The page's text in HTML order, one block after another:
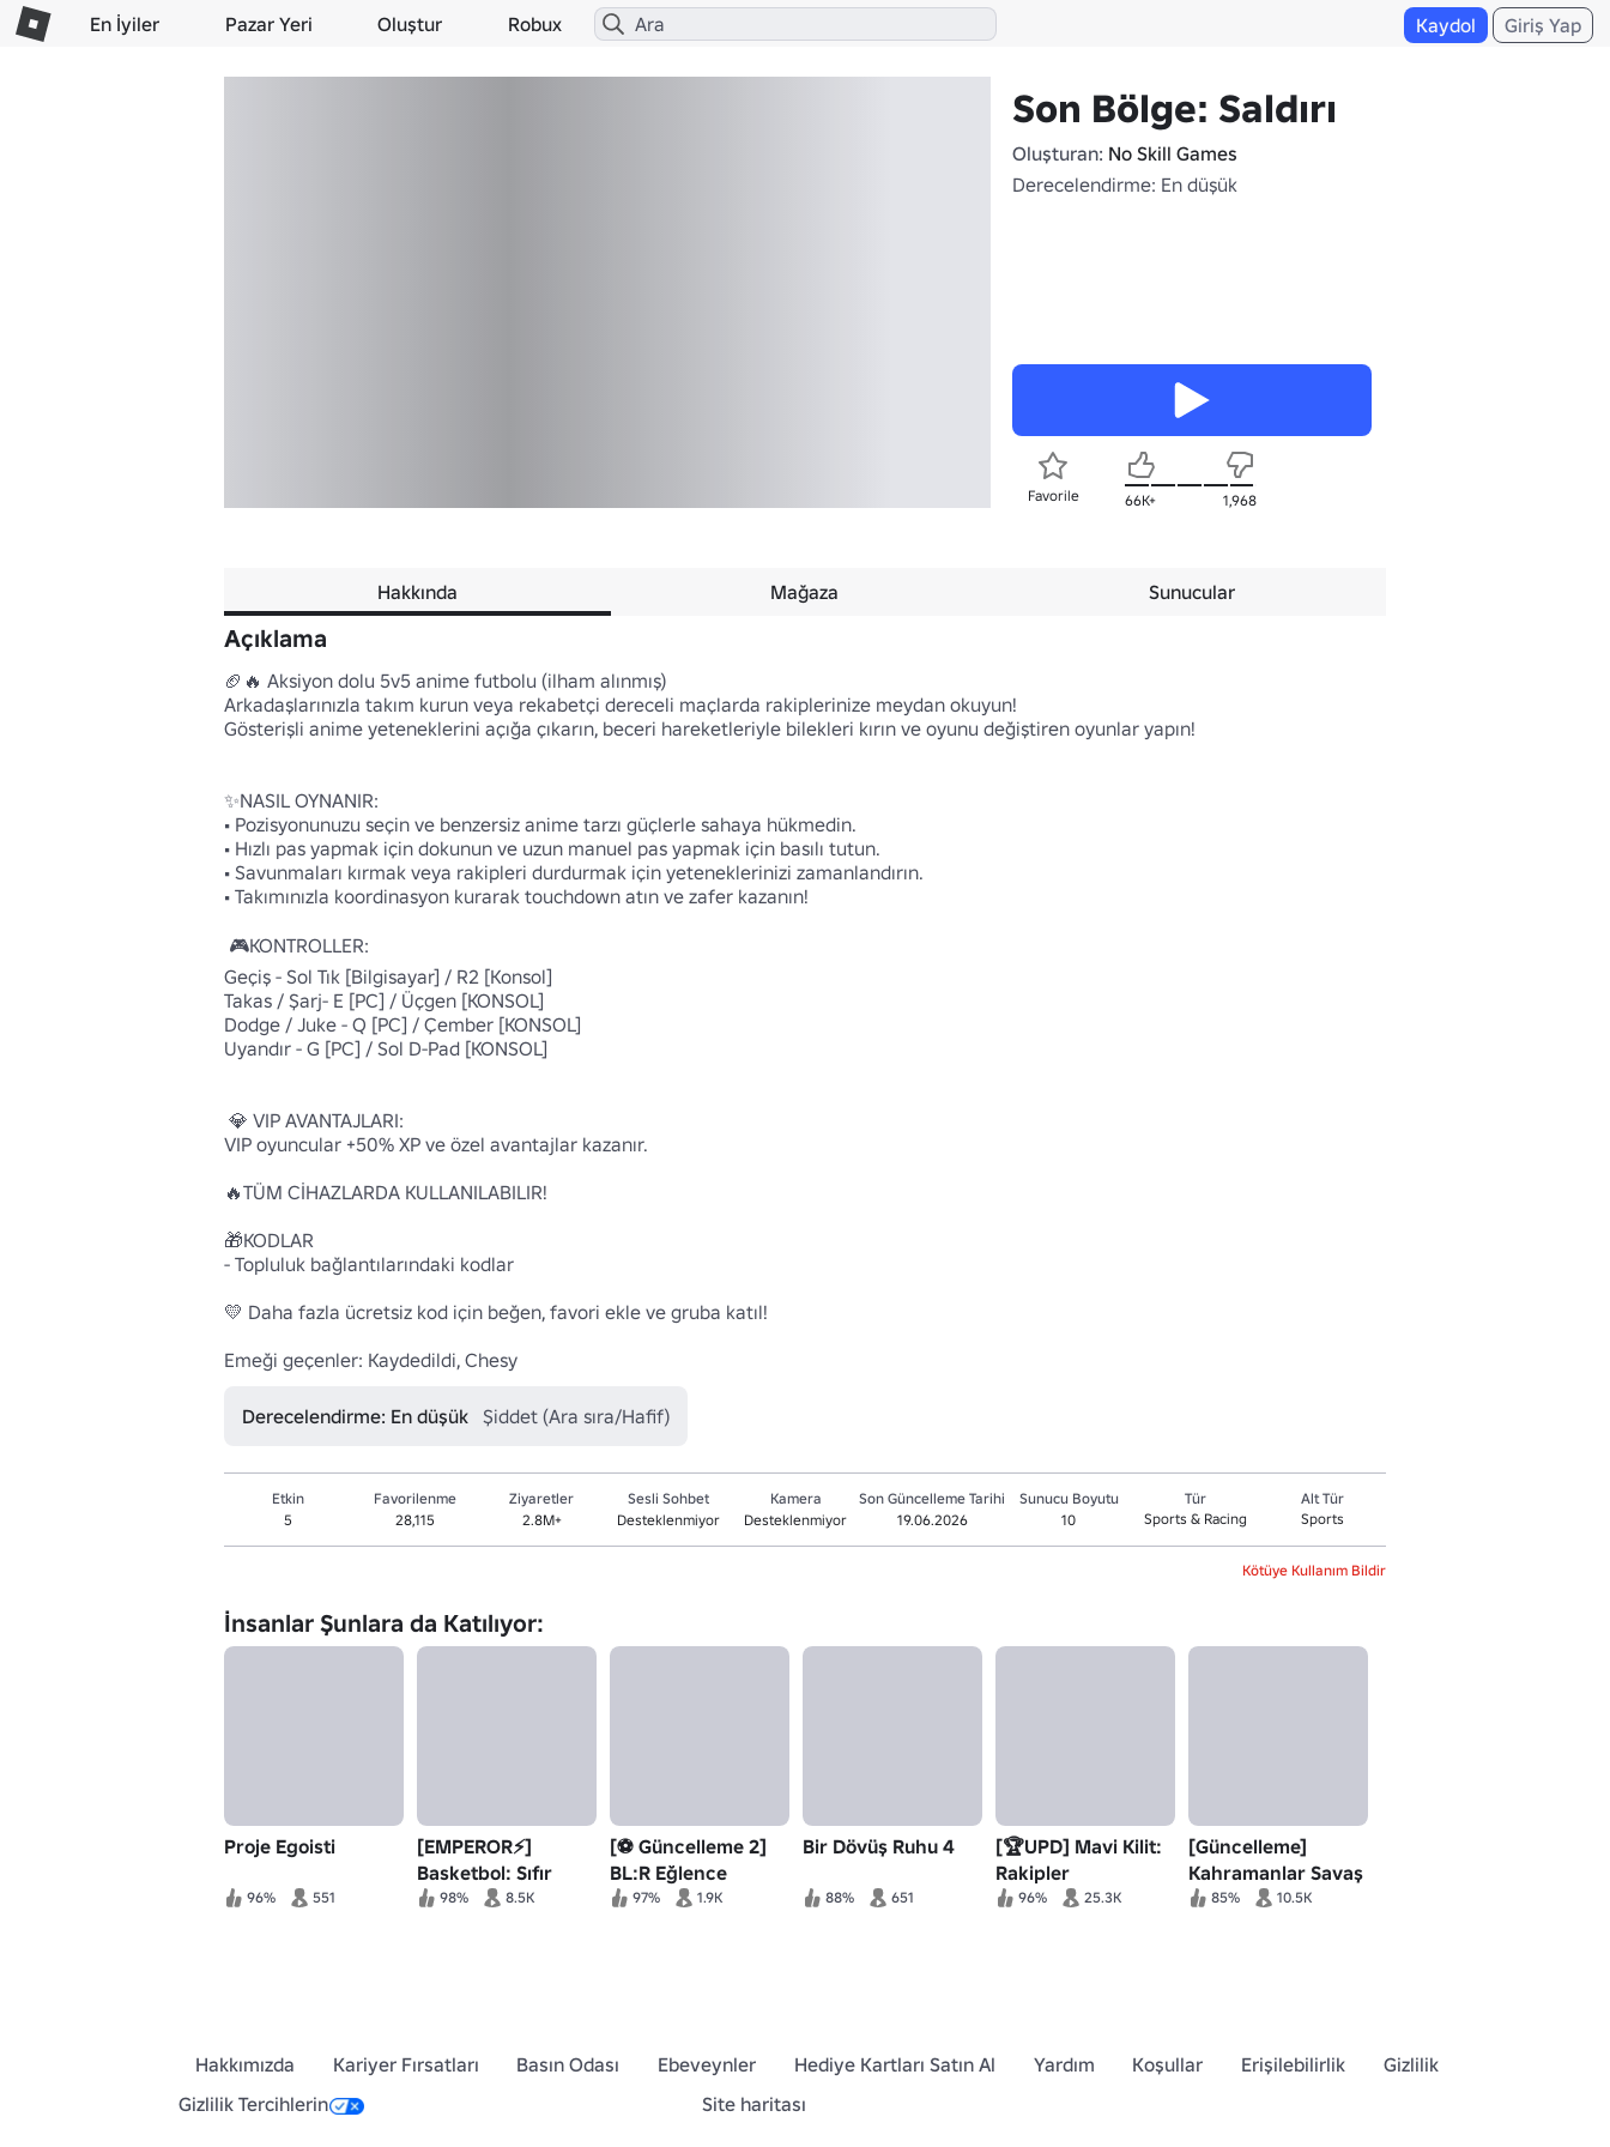
En İyiler Pazar Yeri Oluştur Robux Kaydol Giriş Yap
Son Bölge: Saldırı
Oluşturan: No Skill Games
Derecelendirme: En düşük
Favorile 66K+ 1,968
Hakkında Mağaza Sunucular
Açıklama
🏈🔥 Aksiyon dolu 5v5 anime futbolu (ilham alınmış)
Arkadaşlarınızla takım kurun veya rekabetçi dereceli maçlarda rakiplerinize meydan okuyun!
Gösterişli anime yeteneklerini açığa çıkarın, beceri hareketleriyle bilekleri kırın ve oyunu değiştiren oyunlar yapın!
✨NASIL OYNANIR:
• Pozisyonunuzu seçin ve benzersiz anime tarzı güçlerle sahaya hükmedin.
• Hızlı pas yapmak için dokunun ve uzun manuel pas yapmak için basılı tutun.
• Savunmaları kırmak veya rakipleri durdurmak için yeteneklerinizi zamanlandırın.
• Takımınızla koordinasyon kurarak touchdown atın ve zafer kazanın!
Geçiş - Sol Tık [Bilgisayar] / R2 [Konsol]
Takas / Şarj- E [PC] / Üçgen [KONSOL]
Dodge / Juke - Q [PC] / Çember [KONSOL]
Uyandır - G [PC] / Sol D-Pad [KONSOL]
VIP oyuncular +50% XP ve özel avantajlar kazanır.
🔥TÜM CİHAZLARDA KULLANILABILIR!
🎁KODLAR
- Topluluk bağlantılarındaki kodlar
💛 Daha fazla ücretsiz kod için beğen, favori ekle ve gruba katıl!
Emeği geçenler: Kaydedildi, Chesy
Derecelendirme: En düşük Şiddet (Ara sıra/Hafif)
Etkin
5
Favorilenme
28,115
Ziyaretler
2.8M+
Sesli Sohbet
Desteklenmiyor
Kamera
Desteklenmiyor
Son Güncelleme Tarihi
19.06.2026
Sunucu Boyutu
10
Tür
Sports & Racing
Alt Tür
Sports
Kötüye Kullanım Bildir
İnsanlar Şunlara da Katılıyor:
Proje Egoisti
96% 551
[EMPEROR⚡]
Basketbol: Sıfır
98% 8.5K
[⚽ Güncelleme 2]
BL:R Eğlence
97% 1.9K
Bir Dövüş Ruhu 4
88% 651
[🏆UPD] Mavi Kilit:
Rakipler
96% 25.3K
[Güncelleme]
Kahramanlar Savaş
Alanları
85% 10.5K
Hakkımızda Kariyer Fırsatları Basın Odası Ebeveynler Hediye Kartları Satın Al Yardım Koşullar Erişilebilirlik
Gizlilik
Gizlilik Tercihlerin
Site haritası